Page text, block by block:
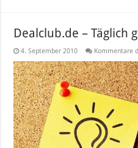
Dealclub.de – Täglich
4. September 2010 Kommentare